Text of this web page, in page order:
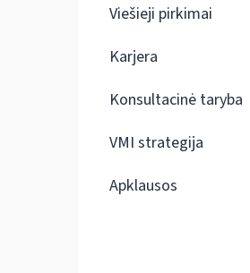
Viešieji pirkimai
Karjera
Konsultacinė taryba
VMI strategija
Apklausos